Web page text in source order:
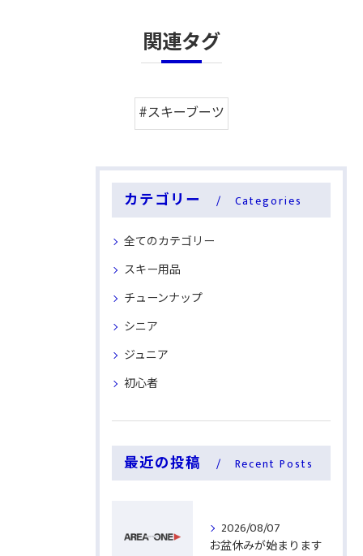
関連タグ
#スキーブーツ
カテゴリー Categories
全てのカテゴリー
スキー用品
チューンナップ
シニア
ジュニア
初心者
最近の投稿 Recent Posts
2026/08/07
お盆休みが始まります